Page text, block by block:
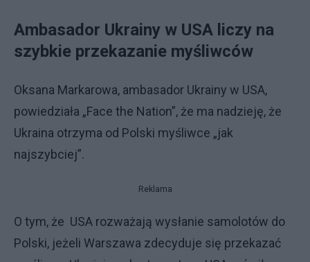
Ambasador Ukrainy w USA liczy na
szybkie przekazanie myśliwców
Oksana Markarowa, ambasador Ukrainy w USA,
powiedziała „Face the Nation”, że ma nadzieję, że
Ukraina otrzyma od Polski myśliwce „jak
najszybciej”.
Reklama
O tym, że USA rozważają wysłanie samolotów do
Polski, jeżeli Warszawa zdecyduje się przekazać